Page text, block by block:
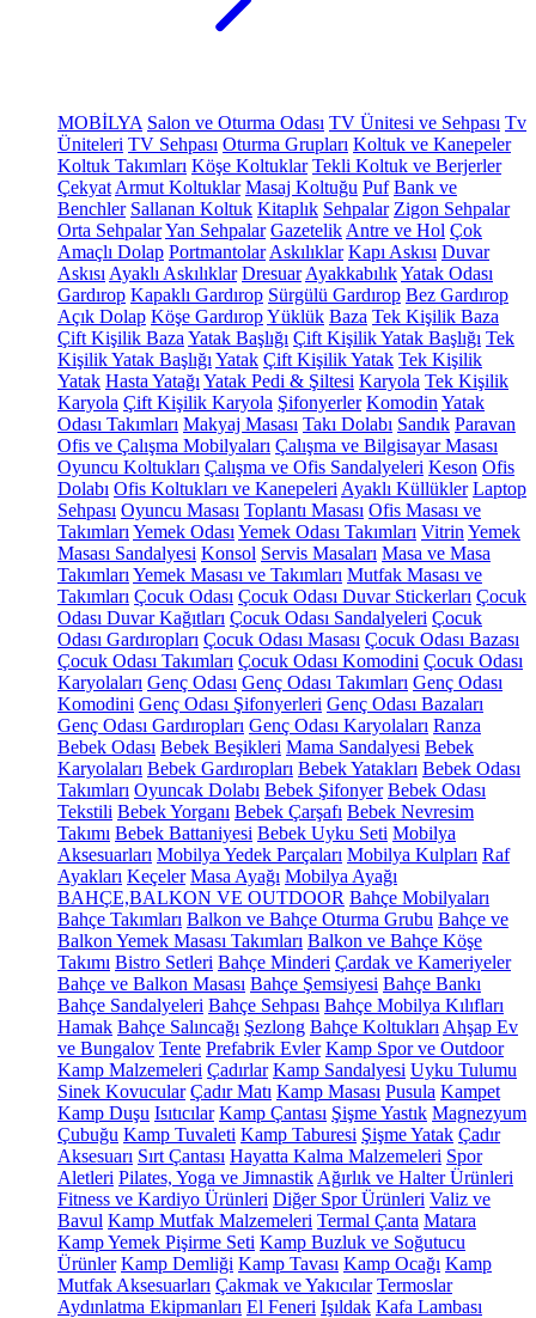
MOBİLYA Salon ve Oturma Odası TV Ünitesi ve Sehpası Tv
Üniteleri TV Sehpası Oturma Grupları Koltuk ve Kanepeler
Koltuk Takımları Köşe Koltuklar Tekli Koltuk ve Berjerler
Çekyat Armut Koltuklar Masaj Koltuğu Puf Bank ve
Benchler Sallanan Koltuk Kitaplık Sehpalar Zigon Sehpalar
Orta SehpalarYan Sehpalar Gazetelik Antre ve Hol Çok
Amaçlı Dolap Portmantolar Askılıklar Kapı Askısı Duvar
Askısı Ayaklı Askılıklar Dresuar AyakkabılıkYatak Odası
Gardırop Kapaklı Gardırop Sürgülü Gardırop Bez Gardırop
Açık Dolap Köşe GardıropYüklük Baza Tek Kişilik Baza
Çift Kişilik Baza Yatak Başlığı Çift Kişilik Yatak Başlığı Tek
Kişilik Yatak Başlığı Yatak Çift Kişilik Yatak Tek Kişilik
Yatak Hasta Yatağı Yatak Pedi & Şiltesi Karyola Tek Kişilik
Karyola Çift Kişilik Karyola Şifonyerler Komodin Yatak
Odası Takımları Makyaj Masası Takı Dolabı Sandık Paravan
Ofis ve Çalışma Mobilyaları Çalışma ve Bilgisayar Masası
Oyuncu Koltukları Çalışma ve Ofis Sandalyeleri Keson Ofis
Dolabı Ofis Koltukları ve Kanepeleri Ayaklı Küllükler Laptop
Sehpası Oyuncu Masası Toplantı Masası Ofis Masası ve
Takımları Yemek Odası Yemek Odası Takımları Vitrin Yemek
Masası Sandalyesi Konsol Servis Masaları Masa ve Masa
Takımları Yemek Masası ve Takımları Mutfak Masası ve
Takımları Çocuk Odası Çocuk Odası Duvar Stickerları Çocuk
Odası Duvar Kağıtları Çocuk Odası Sandalyeleri Çocuk
Odası Gardıropları Çocuk Odası Masası Çocuk Odası Bazası
Çocuk Odası Takımları Çocuk Odası Komodini Çocuk Odası
Karyolaları Genç Odası Genç Odası Takımları Genç Odası
Komodini Genç Odası Şifonyerleri Genç Odası Bazaları
Genç Odası Gardıropları Genç Odası Karyolaları Ranza
Bebek Odası Bebek Beşikleri Mama Sandalyesi Bebek
Karyolaları Bebek Gardıropları Bebek Yatakları Bebek Odası
Takımları Oyuncak Dolabı Bebek Şifonyer Bebek Odası
Tekstili Bebek Yorganı Bebek Çarşafı Bebek Nevresim
Takımı Bebek Battaniyesi Bebek Uyku Seti Mobilya
Aksesuarları Mobilya Yedek Parçaları Mobilya Kulpları Raf
Ayakları Keçeler Masa Ayağı Mobilya Ayağı
BAHÇE,BALKON VE OUTDOOR Bahçe Mobilyaları
Bahçe Takımları Balkon ve Bahçe Oturma Grubu Bahçe ve
Balkon Yemek Masası Takımları Balkon ve Bahçe Köşe
Takımı Bistro Setleri Bahçe Minderi Çardak ve Kameriyeler
Bahçe ve Balkon Masası Bahçe Şemsiyesi Bahçe Bankı
Bahçe Sandalyeleri Bahçe Sehpası Bahçe Mobilya Kılıfları
Hamak Bahçe Salıncağı Şezlong Bahçe Koltukları Ahşap Ev
ve Bungalov Tente Prefabrik Evler Kamp Spor ve Outdoor
Kamp Malzemeleri Çadırlar Kamp Sandalyesi Uyku Tulumu
Sinek Kovucular Çadır Matı Kamp Masası Pusula Kampet
Kamp Duşu Isıtıcılar Kamp Çantası Şişme Yastık Magnezyum
Çubuğu Kamp Tuvaleti Kamp Taburesi Şişme Yatak Çadır
Aksesuarı Sırt Çantası Hayatta Kalma Malzemeleri Spor
Aletleri Pilates, Yoga ve Jimnastik Ağırlık ve Halter Ürünleri
Fitness ve Kardiyo Ürünleri Diğer Spor Ürünleri Valiz ve
Bavul Kamp Mutfak Malzemeleri Termal Çanta Matara
Kamp Yemek Pişirme Seti Kamp Buzluk ve Soğutucu
Ürünler Kamp Demliği Kamp Tavası Kamp Ocağı Kamp
Mutfak Aksesuarları Çakmak ve Yakıcılar Termoslar
Aydınlatma Ekipmanları El Feneri Işıldak Kafa Lambası